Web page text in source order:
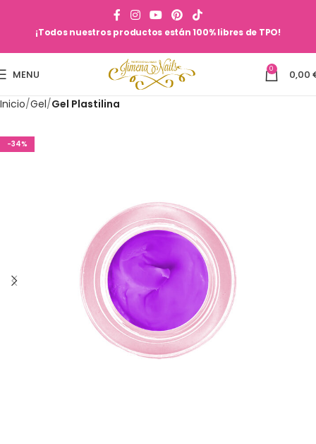
¡Todos nuestros productos están 100% libres de TPO!
MENU 0 0,00
Inicio Gel Gel Plastilina
-34%